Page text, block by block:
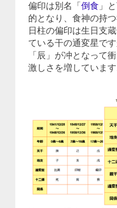
偏印は別名「倒食」
的となり、食神の持
日柱の偏印は生日支
ている干の通変星で
「辰」が冲となって
激しさを増しています